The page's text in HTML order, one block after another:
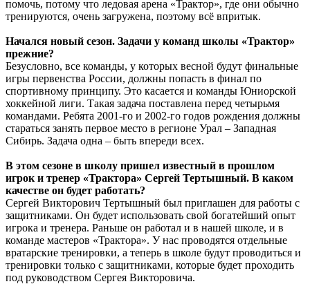
помочь, потому что ледовая арена «Трактор», где они обычно
тренируются, очень загружена, поэтому всё впритык.
Начался новый сезон. Задачи у команд школы «Трактор»
прежние?
Безусловно, все команды, у которых весной будут финальные
игры первенства России, должны попасть в финал по
спортивному принципу. Это касается и команды Юниорской
хоккейной лиги. Такая задача поставлена перед четырьмя
командами. Ребята 2001-го и 2002-го годов рождения должны
стараться занять первое место в регионе Урал – Западная
Сибирь. Задача одна – быть впереди всех.
В этом сезоне в школу пришел известный в прошлом
игрок и тренер «Трактора» Сергей Тертышный. В каком
качестве он будет работать?
Сергей Викторович Тертышный был приглашен для работы с
защитниками. Он будет использовать свой богатейший опыт
игрока и тренера. Раньше он работал и в нашей школе, и в
команде мастеров «Трактора». У нас проводятся отдельные
вратарские тренировки, а теперь в школе будут проводиться и
тренировки только с защитниками, которые будет проходить
под руководством Сергея Викторовича.